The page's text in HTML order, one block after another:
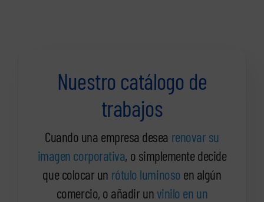
Nuestro catálogo de
trabajos
Cuando una empresa desea renovar su
imagen corporativa, o simplemente decide
que colocar un rótulo luminoso en algún
comercio, o añadir unvinilo en un